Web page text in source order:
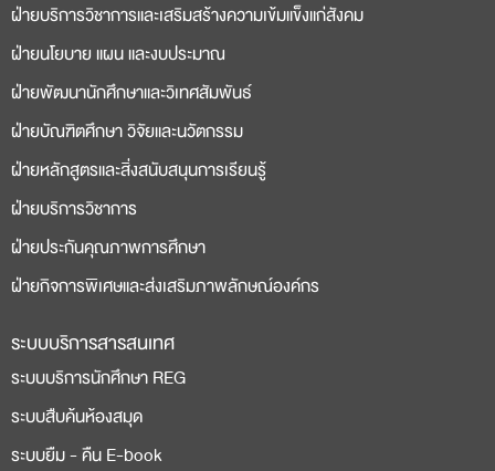
ฝ่ายบริการวิชาการและเสริมสร้างความเข้มแข็งแก่สังคม
ฝ่ายนโยบาย แผน และงบประมาณ
ฝ่ายพัฒนานักศึกษาและวิเทศสัมพันธ์
ฝ่ายบัณฑิตศึกษา วิจัยและนวัตกรรม
ฝ่ายหลักสูตรและสิ่งสนับสนุนการเรียนรู้
ฝ่ายบริการวิชาการ
ฝ่ายประกันคุณภาพการศึกษา
ฝ่ายกิจการพิเศษและส่งเสริมภาพลักษณ์องค์กร
ระบบบริการสารสนเทศ
ระบบบริการนักศึกษา REG
ระบบสืบค้นห้องสมุด
ระบบยืม - คืน E-book